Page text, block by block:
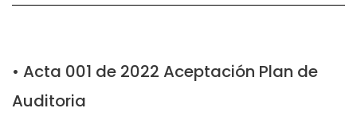
• Acta 001 de 2022 Aceptación Plan de
Auditoria